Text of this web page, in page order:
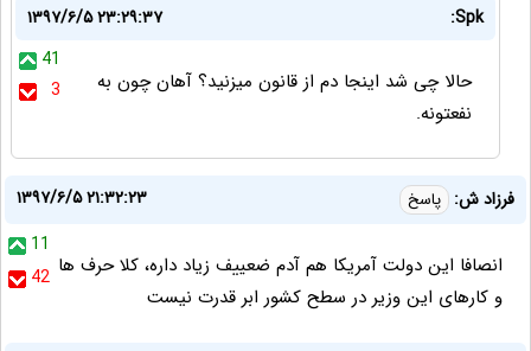
Spk:
۱۳۹۷/۶/۵ ۲۳:۲۹:۳۷
41
3
حالا چی شد اینجا دم از قانون میزنید؟ آهان چون به
نفعتونه.
فرزاد ش: پاسخ
۱۳۹۷/۶/۵ ۲۱:۳۲:۲۳
11
42 انصافا این دولت آمریکا هم آدم ضعییف زیاد داره، کلا حرف ها
و کارهای این وزیر در سطح کشور ابر قدرت نیست